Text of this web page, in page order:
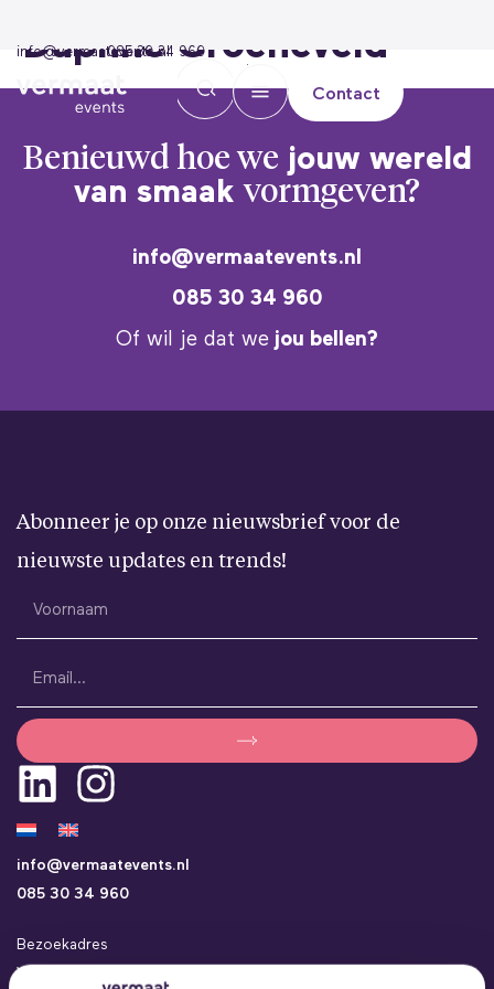
info@vermaatevents.nl
085 30 34 960
Contact
Daphne Groeneveld
Benieuwd hoe we jouw wereld
van smaakvormgeven?
info@vermaatevents.nl
085 30 34 960
Of wil je dat we jou bellen?
Abonneer je op onze nieuwsbrief voor de
nieuwste updates en trends!
info@vermaatevents.nl
085 30 34 960
Bezoekadres
Vermaat Events